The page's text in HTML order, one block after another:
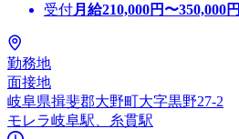
受付月給210,000円〜350,000円
勤務地
面接地
岐阜県揖斐郡大野町大字黒野27-2
モレラ岐阜駅、糸貫駅